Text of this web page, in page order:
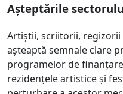
Așteptările
Artiștii, scriitorii,
așteaptă semnale clare
programelor de
rezidențele artistice și